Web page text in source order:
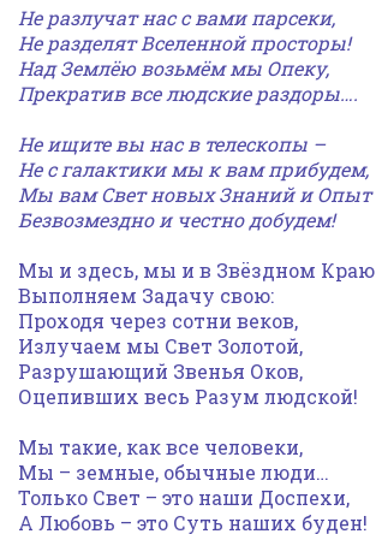
Не разлучат нас с вами парсеки,
Не разделят Вселенной просторы!
Над Землёю возьмём мы Опеку,
Прекратив все людские раздоры….
Не ищите вы нас в телескопы –
Не с галактики мы к вам прибудем,
Мы вам Свет новых Знаний и Опыт
Безвозмездно и честно добудем!
Мы и здесь, мы и в Звёздном Краю
Выполняем Задачу свою:
Проходя через сотни веков,
Излучаем мы Свет Золотой,
Разрушающий Звенья Оков,
Оцепивших весь Разум людской!
Мы такие, как все человеки,
Мы – земные, обычные люди…
Только Свет – это наши Доспехи,
А Любовь – это Суть наших буден!